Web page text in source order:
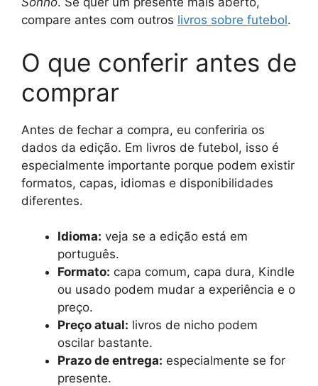
compare antes com outros livros sobre futebol.
O que conferir antes de
comprar
Antes de fechar a compra, eu conferiria os
dados da edição. Em livros de futebol, isso é
especialmente importante porque podem existir
formatos, capas, idiomas e disponibilidades
diferentes.
Idioma: veja se a edição está em
português.
Formato: capa comum, capa dura, Kindle
ou usado podem mudar a experiência e o
preço.
Preço atual: livros de nicho podem
oscilar bastante.
Prazo de entrega: especialmente se for
presente.